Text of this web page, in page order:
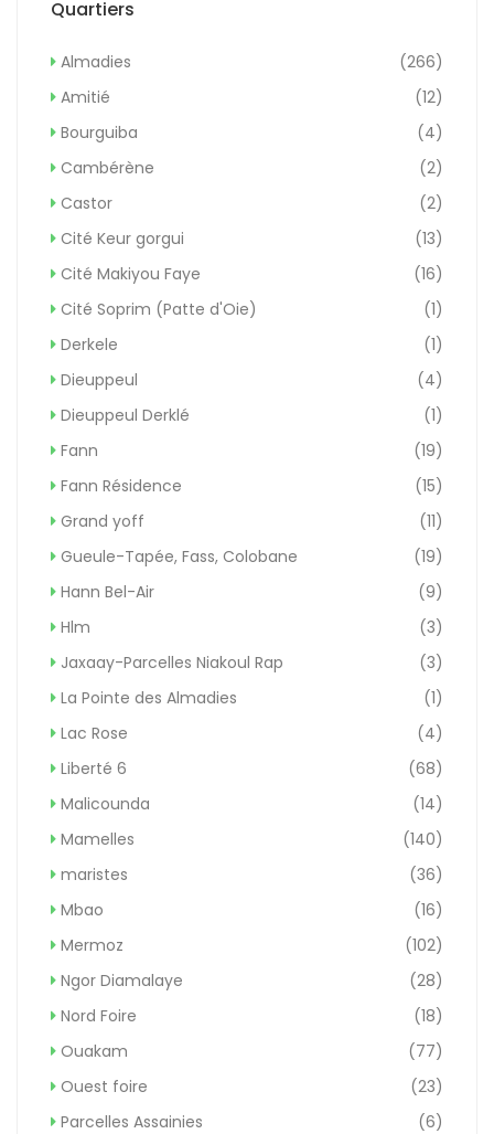
Quartiers
Almadies
(266)
Amitié
(12)
Bourguiba
(4)
Cambérène
(2)
Castor
(2)
Cité Keur gorgui
(13)
Cité Makiyou Faye
(16)
Cité Soprim (Patte d'Oie)
(1)
Derkele
(1)
Dieuppeul
(4)
Dieuppeul Derklé
(1)
Fann
(19)
Fann Résidence
(15)
Grand yoff
(11)
Gueule-Tapée, Fass, Colobane
(19)
Hann Bel-Air
(9)
Hlm
(3)
Jaxaay-Parcelles Niakoul Rap
(3)
La Pointe des Almadies
(1)
Lac Rose
(4)
Liberté 6
(68)
Malicounda
(14)
Mamelles
(140)
maristes
(36)
Mbao
(16)
Mermoz
(102)
Ngor Diamalaye
(28)
Nord Foire
(18)
Ouakam
(77)
Ouest foire
(23)
Parcelles Assainies
(6)